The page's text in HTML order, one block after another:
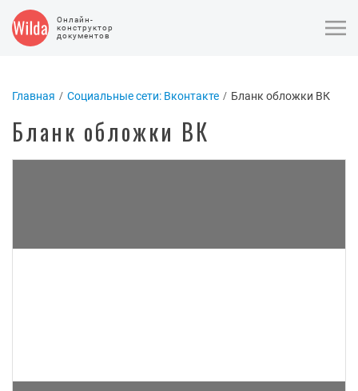
Онлайн-
конструктор
документов
Главная Социальные сети: Вконтакте Бланк обложки ВК
Бланк обложки ВК